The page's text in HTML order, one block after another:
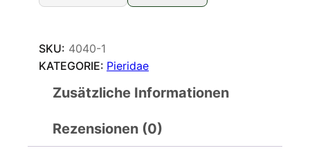
l
a
s
u
SKU: 4040-1
KATEGORIE: Pieridae
Zusätzliche Informationen
Rezensionen (0)